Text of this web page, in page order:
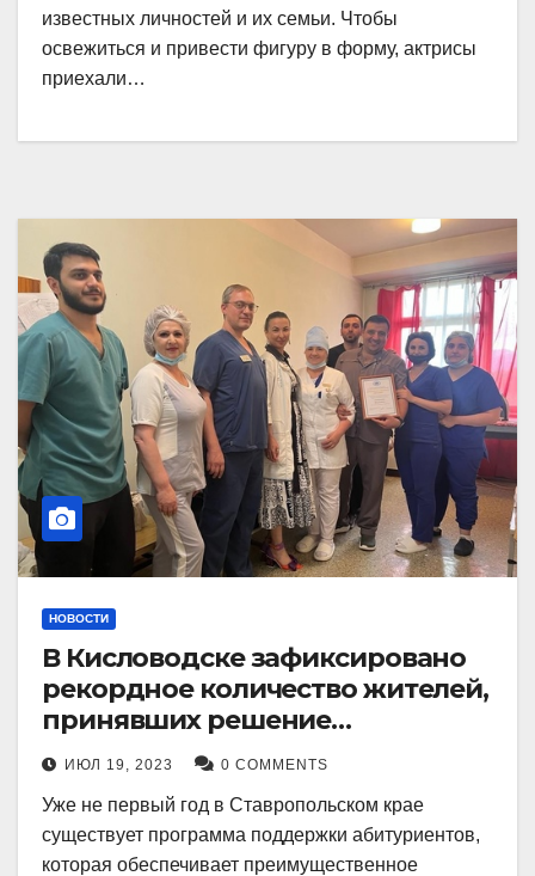
известных личностей и их семьи. Чтобы
освежиться и привести фигуру в форму, актрисы
приехали…
НОВОСТИ
В Кисловодске зафиксировано
рекордное количество жителей,
принявших решение
воспользоваться
установленными мерами, с
целью поступления в
медицинский вуз в районе.
ИЮЛ 19, 2023 0 COMMENTS
Уже не первый год в Ставропольском крае
существует программа поддержки абитуриентов,
которая обеспечивает преимущественное